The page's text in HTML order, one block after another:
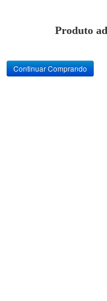
Produto
Continuar Comprando